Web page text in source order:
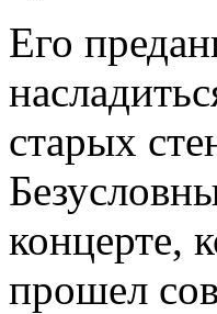
Его
старых
концерте,
прошел